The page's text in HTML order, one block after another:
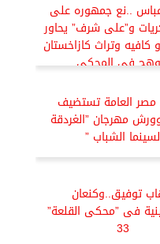
..نع جمهوره على
و”على شرف” يحاور
كافيه وتراث كازاخستان
في المحكي
مصر العامة تستضيف
مهرجان ”الغردقة
لسينما الشباب ”
توفيق..وكنعان
فى ”محكى القلعة”
33